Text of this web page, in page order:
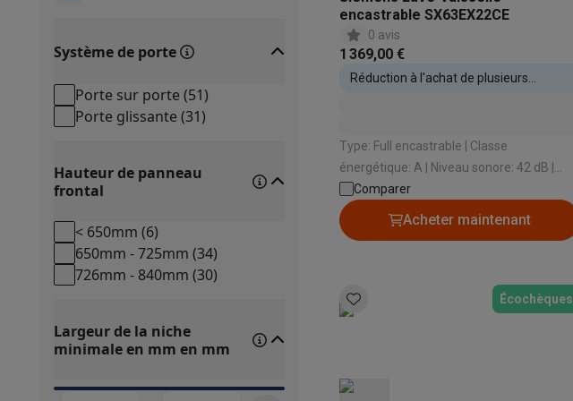
Système de porte
Porte sur porte (51)
Porte glissante (31)
Hauteur de panneau
frontal
< 650mm (6)
650mm - 725mm (34)
726mm - 840mm (30)
Largeur de la niche
minimale en mm en mm
encastrable SX63EX22CE
0 avis
1 369,00 €
Réduction à l'achat de plusieurs
Type: Full encastrable | Classe
énergétique: A | Niveau sonore: 42 dB |
Type de système de séchage: Échangeur
de chaleur | Rangement couverts: Tiroir à
couverts
Comparer
Acheter maintenant
Écochèques